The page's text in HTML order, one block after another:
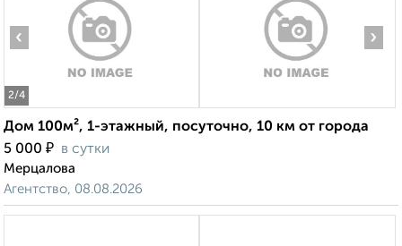
2/4
‹ ›
Дом 100м², 1-этажный, посуточно, 10 км от города
5 000 ₽ в сутки
Мерцалова
Агентство, 08.08.2026